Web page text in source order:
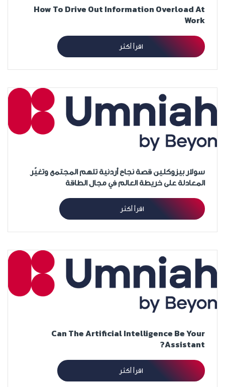
How To Drive Out Information Overload At
Work
اقرأ أكثر
سولار بيزوكلين قصة نجاح أردنية تلهم المجتمع وتغيّر
المعادلة على خريطة العالم في مجال الطاقة
اقرأ أكثر
Can The Artificial Intelligence Be Your
Assistant?
اقرأ أكثر